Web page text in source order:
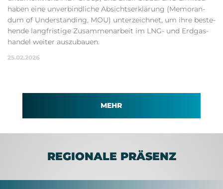
ha­ben ei­ne un­ver­bind­li­che Ab­sichts­er­klä­rung (Me­mo­ran­
dum of Un­der­stan­ding, MOU) un­ter­zeich­net, um ih­re be­ste­
hen­de lang­fris­ti­ge Zu­sam­men­ar­beit im LNG- und Erd­gas­
han­del wei­ter aus­zu­bau­en.
25.02.2026
MEHR
REGIONALE PRÄSENZ